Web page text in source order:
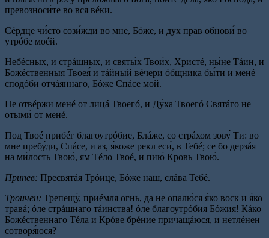
превозноси́те во вся вéки.
Сéрдце чи́сто сози́жди во мне, Бóже, и дух прав обнови́ во
утрóбе моéй.
Небéсных, и стрáшных, и святы́х Твои́х, Христé, ны́не Тáин, и
Божéственныя Твоея́ и тáйный вéчери óбщника бы́ти и менé
сподóби отчáяннаго, Бóже Спáсе мой.
Не отвéржи менé от лицá Твоегó, и Ду́ха Твоегó Святáго не
отыми́ от менé.
Под Твоé прибéг благоутрóбие, Блáже, со стрáхом зову́ Ти: во
мне пребу́ди, Спáсе, и аз, я́коже рекл еси́, в Тебé; се бо дерзáя
на ми́лость Твою́, ям Тéло Твоé, и пию́ Кровь Твою́.
Припев: Пресвятáя Трóице, Бóже наш, слáва Тебé.
Троичен: Трепещу́, приéмля огнь, да не опалю́ся я́ко воск и я́ко
травá; óле стрáшнаго тáинства! óле благоутрóбия Бóжия! Кáко
Божéственнаго Тéла и Крóве брéние причащáюся, и нетлéнен
сотворя́юся?